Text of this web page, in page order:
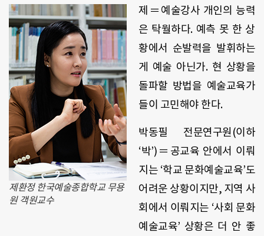
제환정 한국예술종합학교 무용
원 객원교수
제＝예술강사 개인의 능력
은 탁월하다. 예측 못 한 상
황에서 순발력을 발휘하는
게 예술 아닌가. 현 상황을
돌파할 방법을 예술교육가
들이 고민해야 한다.
박동필 전문연구원(이하
‘박’)＝공교육 안에서 이뤄
지는 ‘학교 문화예술교육’도
어려운 상황이지만, 지역 사
회에서 이뤄지는 ‘사회 문화
예술교육’ 상황은 더 안 좋